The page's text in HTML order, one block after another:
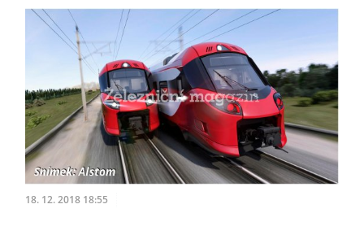
18. 12. 2018 18:55